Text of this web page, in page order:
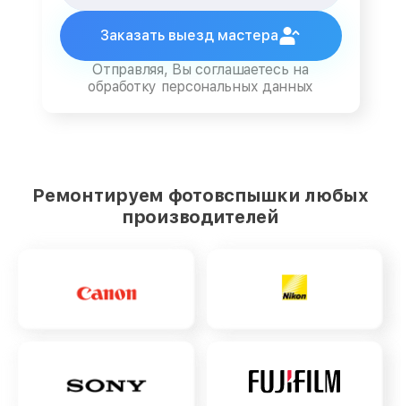
Заказать выезд мастера
Отправляя, Вы соглашаетесь на
обработку персональных данных
Ремонтируем фотовспышки любых
производителей